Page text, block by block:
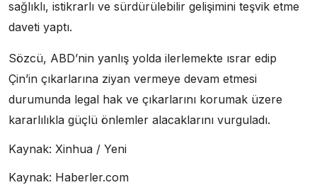
sağlıklı, istikrarlı ve sürdürülebilir gelişimini teşvik etme
daveti yaptı.
Sözcü, ABD’nin yanlış yolda ilerlemekte ısrar edip
Çin’in çıkarlarına ziyan vermeye devam etmesi
durumunda legal hak ve çıkarlarını korumak üzere
kararlılıkla güçlü önlemler alacaklarını vurguladı.
Kaynak: Xinhua / Yeni
Kaynak: Haberler.com